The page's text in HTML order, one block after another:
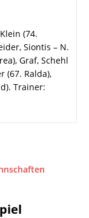
(74.
Siontis – N.
Graf, Schehl
(67. Ralda),
Trainer: